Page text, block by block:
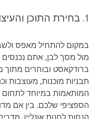
1. בחירת התוכן והעיצוב המושלם
במקום להתחיל מאפס
מול מסך לבן, אתם
ברודקאסט ובוחרים מתוך
תבניות מוכנות, מעוצבות
המותאמות במיוחד לתחום
הספציפי שלכם. בין אם
הנחות לחנות אונליין,